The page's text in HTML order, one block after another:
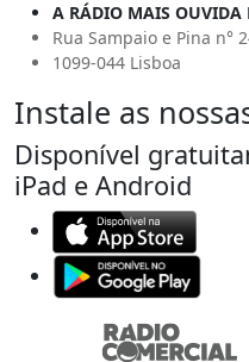
A RÁDIO MAIS OUVIDA
Rua Sampaio e Pina n°
1099-044 Lisboa
Instale as
Disponível
iPad e Android